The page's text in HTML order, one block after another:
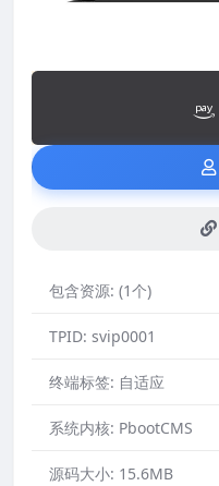
包含资源: (1个)
TPID: svip0001
终端标签: 自适应
系统内核: PbootCMS
源码大小: 15.6MB